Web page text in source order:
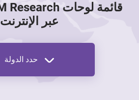
عبر الإنترنت